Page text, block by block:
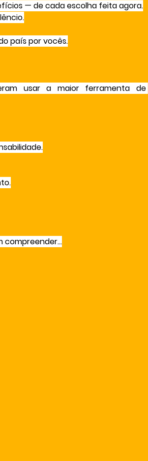
— de cada escolha feita agora.
país por vocês.
usar a maior ferramenta de
compreender…